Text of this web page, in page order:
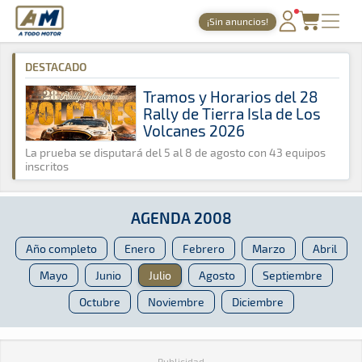
A Todo Motor · Revista del motor desde 1999
¡Sin anuncios!
PORTADA
TIEMPOS ONLINE
NOTICIAS
AGENDA
GALERÍAS
ARCHIVO
A Todo Motor » Agenda » 2008 » Julio
DESTACADO
Tramos y Horarios del 28
Rally de Tierra Isla de Los
Volcanes 2026
La prueba se disputará del 5 al 8 de agosto con 43 equipos
inscritos
AGENDA 2008
Año completo Enero Febrero Marzo
Abril
Mayo
Junio Julio Agosto
Septiembre
Octubre
Noviembre Diciembre